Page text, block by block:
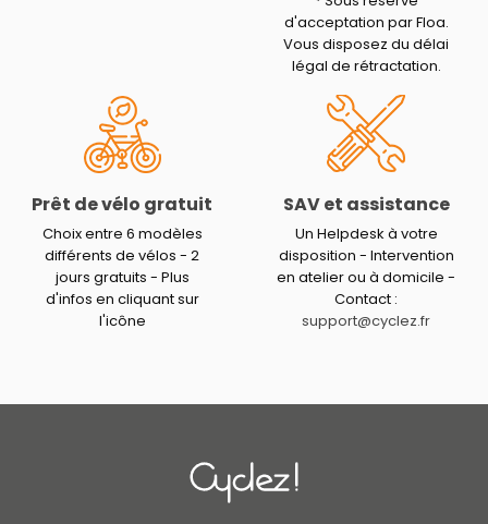
d'acceptation par Floa.
Vous disposez du délai
légal de rétractation.
Prêt de vélo gratuit
Choix entre 6 modèles
différents de vélos - 2
jours gratuits - Plus
d'infos en cliquant sur
l'icône
SAV et assistance
Un Helpdesk à votre
disposition - Intervention
en atelier ou à domicile -
Contact :
support@cyclez.fr